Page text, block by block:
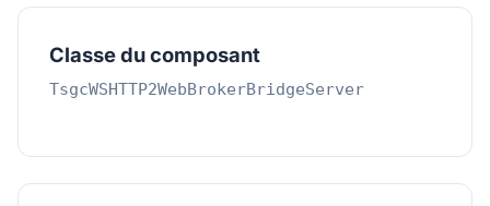
Classe du composant
TsgcWSHTTP2WebBrokerBridgeServer